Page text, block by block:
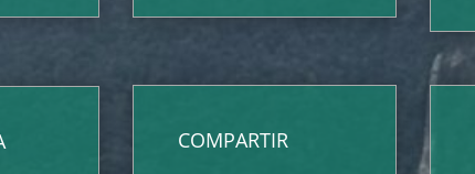
COMPARTIR